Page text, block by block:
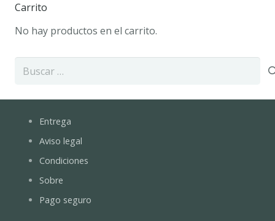
Carrito
No hay productos en el carrito.
Entrega
Aviso legal
Condiciones
Sobre
Pago seguro